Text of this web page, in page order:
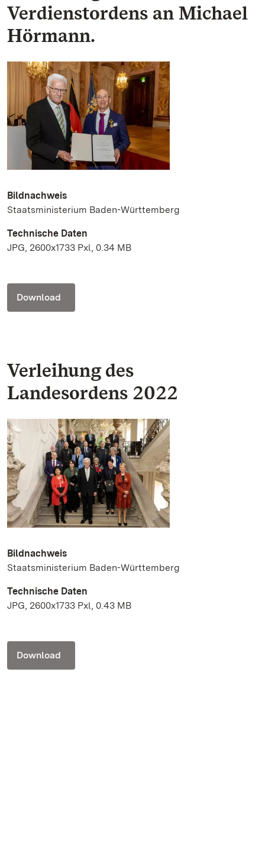
Verdienstordens an Michael
Hörmann.
Bildnachweis
Staatsministerium Baden-Württemberg
Technische Daten
JPG, 2600x1733 Pxl, 0.34 MB
Download
Verleihung des
Landesordens 2022
Bildnachweis
Staatsministerium Baden-Württemberg
Technische Daten
JPG, 2600x1733 Pxl, 0.43 MB
Download